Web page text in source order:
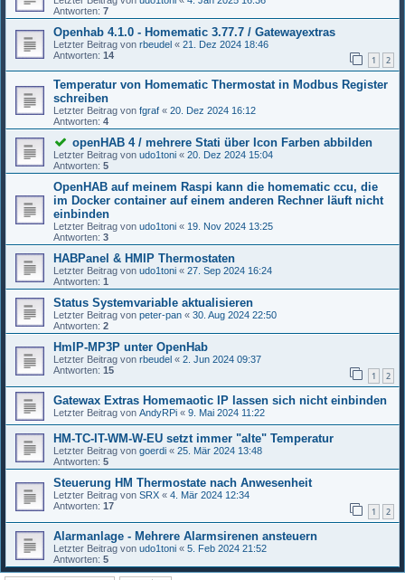
Antworten: 7
Openhab 4.1.0 - Homematic 3.77.7 / Gatewayextras
Letzter Beitrag von rbeudel « 21. Dez 2024 18:46
Antworten: 14 1 2
Temperatur von Homematic Thermostat in Modbus Register
schreiben
Letzter Beitrag von fgraf « 20. Dez 2024 16:12
Antworten: 4
openHAB 4 / mehrere Stati über Icon Farben abbilden
Letzter Beitrag von udo1toni « 20. Dez 2024 15:04
Antworten: 5
OpenHAB auf meinem Raspi kann die homematic ccu, die
im Docker container auf einem anderen Rechner läuft nicht
einbinden
Letzter Beitrag von udo1toni « 19. Nov 2024 13:25
Antworten: 3
HABPanel & HMIP Thermostaten
Letzter Beitrag von udo1toni « 27. Sep 2024 16:24
Antworten: 1
Status Systemvariable aktualisieren
Letzter Beitrag von peter-pan « 30. Aug 2024 22:50
Antworten: 2
HmIP-MP3P unter OpenHab
Letzter Beitrag von rbeudel « 2. Jun 2024 09:37
Antworten: 15 1 2
Gatewax Extras Homemaotic IP lassen sich nicht einbinden
Letzter Beitrag von AndyRPi « 9. Mai 2024 11:22
HM-TC-IT-WM-W-EU setzt immer "alte" Temperatur
Letzter Beitrag von goerdi « 25. Mär 2024 13:48
Antworten: 5
Steuerung HM Thermostate nach Anwesenheit
Letzter Beitrag von SRX « 4. Mär 2024 12:34
Antworten: 17 1 2
Alarmanlage - Mehrere Alarmsirenen ansteuern
Letzter Beitrag von udo1toni « 5. Feb 2024 21:52
Antworten: 5